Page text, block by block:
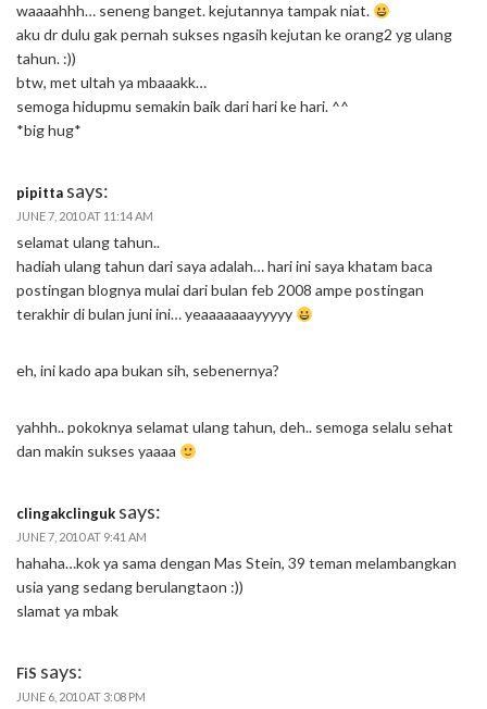
waaaahhh… seneng banget. kejutannya tampak niat.
aku dr dulu gak pernah sukses ngasih kejutan ke orang2 yg ulang
tahun. :))
btw, met ultah ya mbaaakk…
semoga hidupmu semakin baik dari hari ke hari. ^^
*big hug*
pipitta says:
JUNE 7, 2010 AT 11:14 AM
selamat ulang tahun..
hadiah ulang tahun dari saya adalah… hari ini saya khatam baca
postingan blognya mulai dari bulan feb 2008 ampe postingan
terakhir di bulan juni ini… yeaaaaaaayyyyy
eh, ini kado apa bukan sih, sebenernya?
yahhh.. pokoknya selamat ulang tahun, deh.. semoga selalu sehat
dan makin sukses yaaaa
clingakclinguk says:
JUNE 7, 2010 AT 9:41 AM
hahaha…kok ya sama dengan Mas Stein, 39 teman melambangkan
usia yang sedang berulangtaon :))
slamat ya mbak
FiS says:
JUNE 6, 2010 AT 3:08 PM